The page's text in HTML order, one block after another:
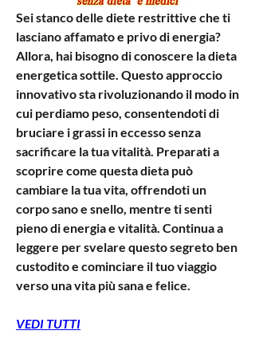
Sei stanco delle diete restrittive che ti
lasciano affamato e privo di energia?
Allora, hai bisogno di conoscere la dieta
energetica sottile. Questo approccio
innovativo sta rivoluzionando il modo in
cui perdiamo peso, consentendoti di
bruciare i grassi in eccesso senza
sacrificare la tua vitalità. Preparati a
scoprire come questa dieta può
cambiare la tua vita, offrendoti un
corpo sano e snello, mentre ti senti
pieno di energia e vitalità. Continua a
leggere per svelare questo segreto ben
custodito e cominciare il tuo viaggio
verso una vita più sana e felice.
VEDI TUTTI